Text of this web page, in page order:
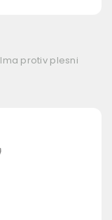
protiv plesni